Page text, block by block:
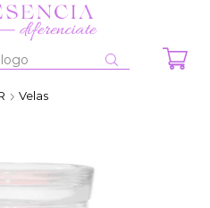
Entrada
búsqueda
Velas